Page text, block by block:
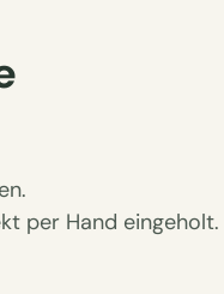
per Hand eingeholt.